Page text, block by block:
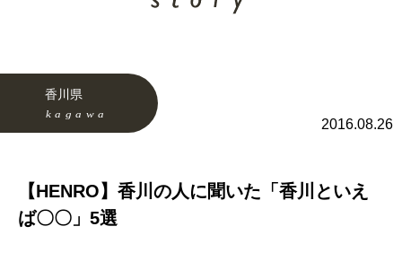
香川県
2016.08.26
【HENRO】香川の人に聞いた「香川といえ
ば〇〇」5選